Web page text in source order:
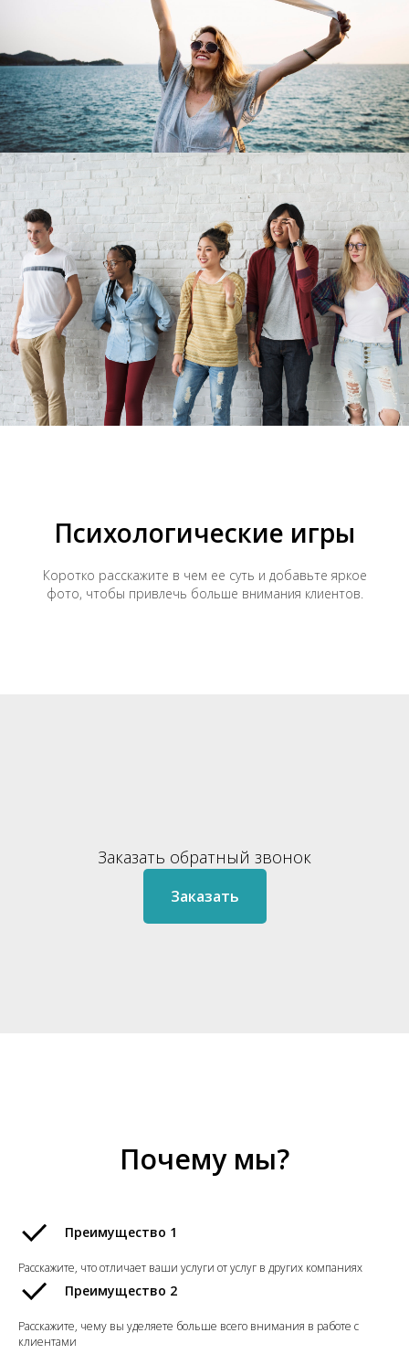
Психологические игры
Коротко расскажите в чем ее суть и добавьте яркое
фото, чтобы привлечь больше внимания клиентов.
Заказать обратный звонок
Заказать
Почему мы?
Преимущество 1
Расскажите, что отличает ваши услуги от услуг в других компаниях
Преимущество 2
Расскажите, чему вы уделяете больше всего внимания в работе с
клиентами